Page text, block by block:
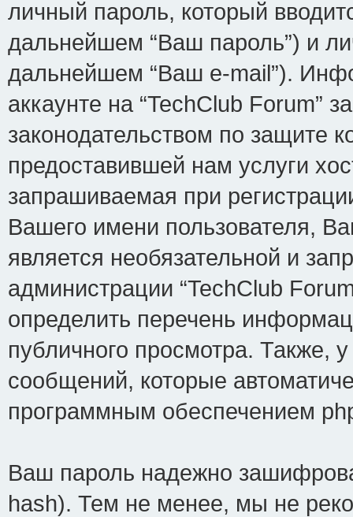
личный пароль, который
дальнейшем “Ваш пароль”) и
дальнейшем “Ваш e-mail”).
аккаунте на “TechClub Forum”
законодательством по защите
предоставившей нам услуги
запрашиваемая при
Вашего имени пользователя,
является необязательной и
администрации “TechClub
определить перечень
публичного просмотра. Также,
сообщений, которые
программным обеспечением
Ваш пароль надежно
hash). Тем не менее, мы не